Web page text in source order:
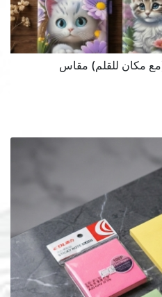
مكان للقلم) مقاس